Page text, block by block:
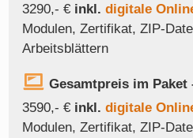
3290,- € inkl. digitale
Modulen, Zertifikat, ZIP-
Arbeitsblättern
Gesamtpreis im Paket
3590,- € inkl. digitale
Modulen, Zertifikat, ZIP-